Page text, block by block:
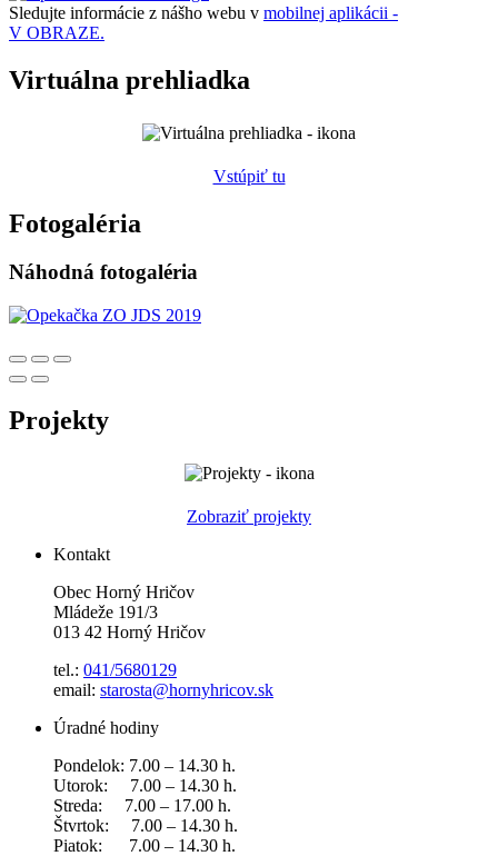
Sledujte informácie z nášho webu v mobilnej aplikácii -
V OBRAZE.
Virtuálna prehliadka
Vstúpiť tu
Fotogaléria
Náhodná fotogaléria
Projekty
Zobraziť projekty
Kontakt
Obec Horný Hričov
Mládeže 191/3
013 42 Horný Hričov
tel.: 041/5680129
email: starosta@hornyhricov.sk
Úradné hodiny
Pondelok: 7.00 – 14.30 h.
Utorok: 7.00 – 14.30 h.
Streda: 7.00 – 17.00 h.
Štvrtok: 7.00 – 14.30 h.
Piatok: 7.00 – 14.30 h.